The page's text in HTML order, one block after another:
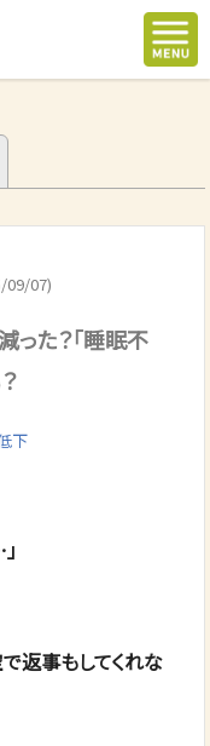
09/07)
った？「睡眠不
下
返事もしてくれな